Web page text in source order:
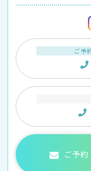
ご予
ご予